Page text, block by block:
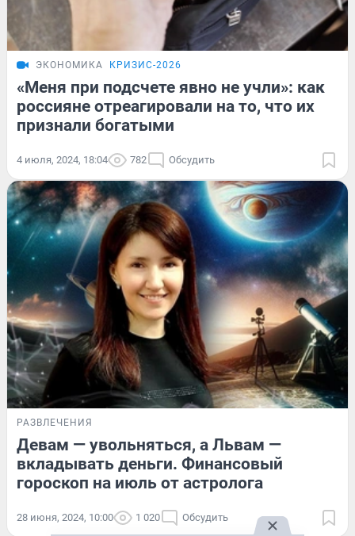
ЭКОНОМИКА КРИЗИС-2026
«Меня при подсчете явно не учли»: как
россияне отреагировали на то, что их
признали богатыми
4 июля, 2024, 18:04 782 Обсудить
РАЗВЛЕЧЕНИЯ
Девам — увольняться, а Львам —
вкладывать деньги. Финансовый
гороскоп на июль от астролога
28 июня, 2024, 10:00 1 020 Обсудить